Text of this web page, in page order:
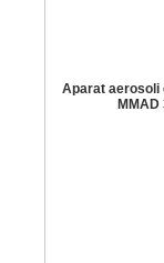
Aparat aerosoli
MMAD